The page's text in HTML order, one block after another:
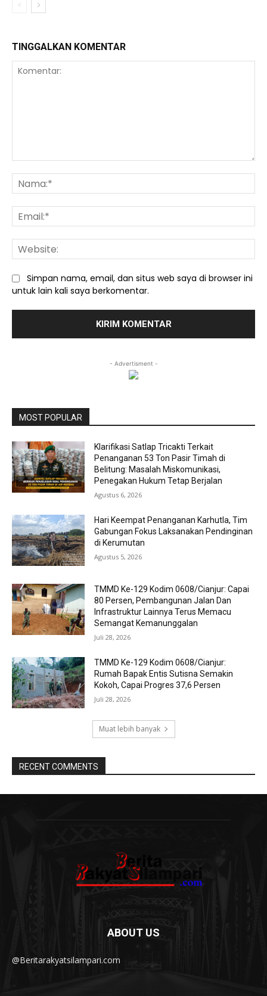
TINGGALKAN KOMENTAR
Simpan nama, email, dan situs web saya di browser ini
untuk lain kali saya berkomentar.
- Advertisment -
MOST POPULAR
Klarifikasi Satlap Tricakti Terkait
Penanganan 53 Ton Pasir Timah di
Belitung: Masalah Miskomunikasi,
Penegakan Hukum Tetap Berjalan
Agustus 6, 2026
Hari Keempat Penanganan Karhutla, Tim
Gabungan Fokus Laksanakan Pendinginan
di Kerumutan
Agustus 5, 2026
TMMD Ke-129 Kodim 0608/Cianjur: Capai
80 Persen, Pembangunan Jalan Dan
Infrastruktur Lainnya Terus Memacu
Semangat Kemanunggalan
Juli 28, 2026
TMMD Ke-129 Kodim 0608/Cianjur:
Rumah Bapak Entis Sutisna Semakin
Kokoh, Capai Progres 37,6 Persen
Juli 28, 2026
Muat lebih banyak
RECENT COMMENTS
ABOUT US
@Beritarakyatsilampari.com